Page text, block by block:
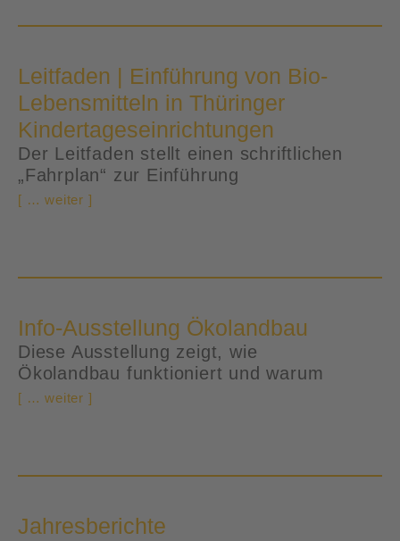
Leitfaden | Einführung von Bio-
Lebensmitteln in Thüringer
Kindertageseinrichtungen
Der Leitfaden stellt einen schriftlichen
„Fahrplan“ zur Einführung
[ … weiter ]
Info-Ausstellung Ökolandbau
Diese Ausstellung zeigt, wie
Ökolandbau funktioniert und warum
[ … weiter ]
Jahresberichte